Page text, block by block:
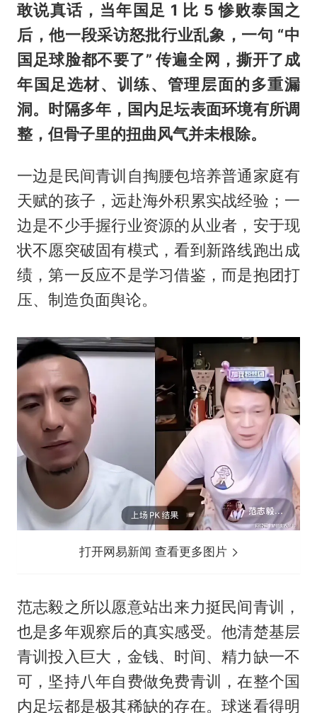
敢说真话，当年国足 1 比 5 惨败泰国之
后，他一段采访怒批行业乱象，一句 “中
国足球脸都不要了” 传遍全网，撕开了成
年国足选材、训练、管理层面的多重漏
洞。时隔多年，国内足坛表面环境有所调
整，但骨子里的扭曲风气并未根除。
一边是民间青训自掏腰包培养普通家庭有
天赋的孩子，远赴海外积累实战经验；一
边是不少手握行业资源的从业者，安于现
状不愿突破固有模式，看到新路线跑出成
绩，第一反应不是学习借鉴，而是抱团打
压、制造负面舆论。
打开网易新闻 查看更多图片
范志毅之所以愿意站出来力挺民间青训，
也是多年观察后的真实感受。他清楚基层
青训投入巨大，金钱、时间、精力缺一不
可，坚持八年自费做免费青训，在整个国
内足坛都是极其稀缺的存在。球迷看得明